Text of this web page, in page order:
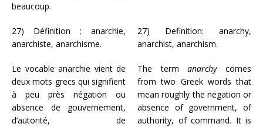
beaucoup.
27) Définition : anarchie,
anarchiste, anarchisme.
Le vocable anarchie vient de
deux mots grecs qui signifient
à peu près négation ou
absence de gouvernement,
d’autorité, de
27) Definition: anarchy,
anarchist, anarchism.
The termanarchycomes
from two Greek words that
mean roughly the negation or
absence of government, of
authority, of command. It is